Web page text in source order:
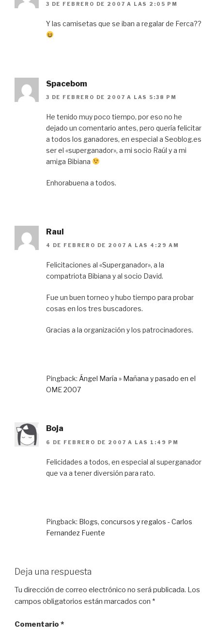
3 DE FEBRERO DE 2007 A LAS 2:05 PM
Y las camisetas que se iban a regalar de Ferca??
Spacebom
3 DE FEBRERO DE 2007 A LAS 5:38 PM
He tenido muy poco tiempo, por eso no he
dejado un comentario antes, pero quería felicitar
a todos los ganadores, en especial a Seoblog.es
ser el «superganador», a mi socio Raúl y a mi
amiga Bibiana
Enhorabuena a todos.
Raul
4 DE FEBRERO DE 2007 A LAS 4:29 AM
Felicitaciones al «Superganador», a la
compatriota Bibiana y al socio David.
Fue un buen torneo y hubo tiempo para probar
cosas en los tres buscadores.
Gracias a la organización y los patrocinadores.
Pingback: Ángel María » Mañana y pasado en el
OME 2007
Boja
6 DE FEBRERO DE 2007 A LAS 1:49 PM
Felicidades a todos, en especial al superganador
que va a tener diversión para rato.
Pingback: Blogs, concursos y regalos - Carlos
Fernandez Fuente
Deja una respuesta
Tu dirección de correo electrónico no será publicada. Los
campos obligatorios están marcados con *
Comentario *